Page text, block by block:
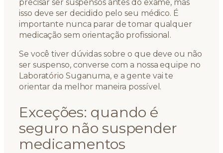
precisar ser suspensos antes do exame, mas
isso deve ser decidido pelo seu médico. É
importante nunca parar de tomar qualquer
medicação sem orientação profissional.
Se você tiver dúvidas sobre o que deve ou não
ser suspenso, converse com a nossa equipe no
Laboratório Suganuma, e a gente vai te
orientar da melhor maneira possível.
Exceções: quando é
seguro não suspender
medicamentos